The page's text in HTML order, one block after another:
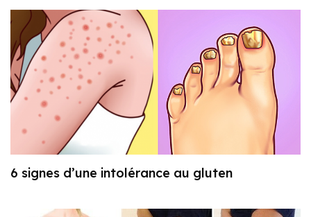
6 signes d’une intolérance au gluten